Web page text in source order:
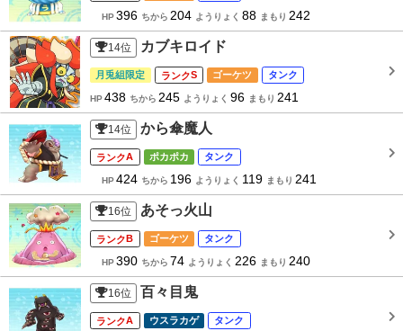
HP396 ちから 204 ようりょく 88 まもり 242
14位 カブキロイド
月兎組限定 S ゴーケツ タンク
HP438 ちから 245 ようりょく 96 まもり 241
14位 から傘魔人
A ポカポカ タンク
HP424 ちから 196 ようりょく 119 まもり 241
16位 あそっ火山
B ゴーケツ タンク
HP390 ちから 74 ようりょく 226 まもり 240
16位 百々目鬼
A ウスラカゲ タンク